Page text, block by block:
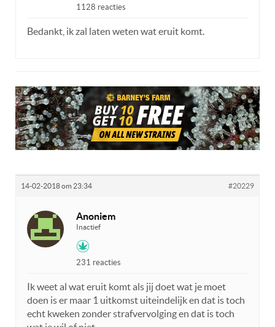
1128 reacties
Bedankt, ik zal laten weten wat eruit komt.
14-02-2018 om 23:34 #20229
Anoniem
Inactief
231 reacties
Ik weet al wat eruit komt als jij doet wat je moet
doen is er maar 1 uitkomst uiteindelijk en dat is toch
echt kweken zonder strafvervolging en dat is toch